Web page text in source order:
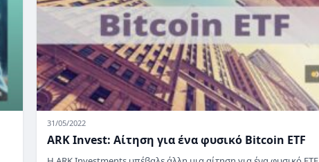
31/05/2022
ARK Invest: Αίτηση για ένα φυσικό Bitcoin ETF